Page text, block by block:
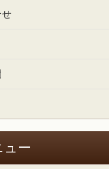
せ
ュー